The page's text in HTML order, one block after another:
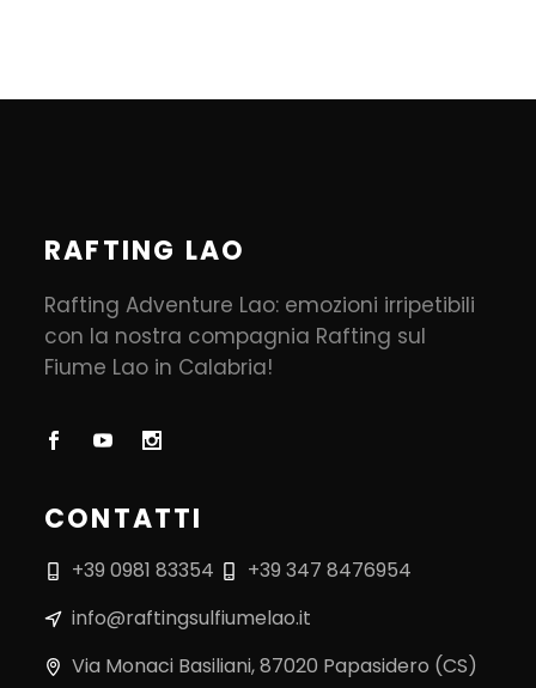
RAFTING LAO
Rafting Adventure Lao: emozioni irripetibili
con la nostra compagnia Rafting sul
Fiume Lao in Calabria!
CONTATTI
+39 0981 83354
+39 347 8476954
info@raftingsulfiumelao.it
Via Monaci Basiliani, 87020 Papasidero (CS)